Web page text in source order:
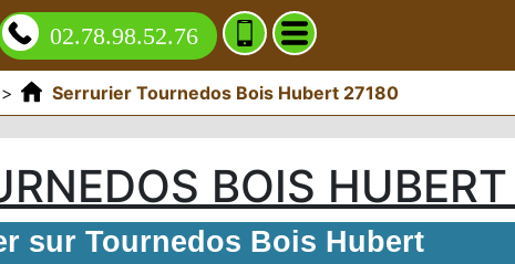
02.78.98.52.76
> Serrurier Tournedos Bois Hubert 27180
BOIS
sur Tournedos Bois Hubert